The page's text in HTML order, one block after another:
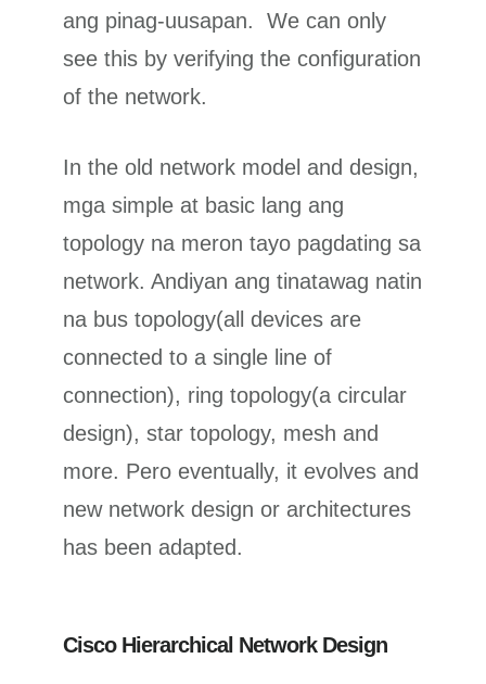
ang pinag-uusapan. We can only
see this by verifying the configuration
of the network.
In the old network model and design,
mga simple at basic lang ang
topology na meron tayo pagdating sa
network. Andiyan ang tinatawag natin
na bus topology(all devices are
connected to a single line of
connection), ring topology(a circular
design), star topology, mesh and
more. Pero eventually, it evolves and
new network design or architectures
has been adapted.
Cisco Hierarchical Network Design